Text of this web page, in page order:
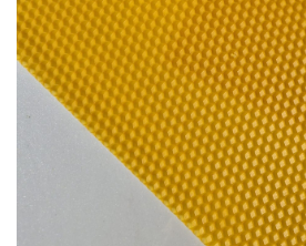
Stupi Vopsiti
Vopsea/intretinere stupi